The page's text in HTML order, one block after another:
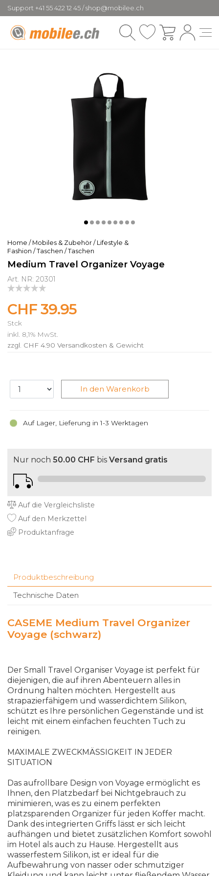
Support +41 55 422 12 45 / shop@mobilee.ch
Home / Mobiles & Zubehör / Lifestyle &
Fashion / Taschen / Taschen
Medium Travel Organizer Voyage
Art. NR: 20301
CHF 39.95
Stck
inkl. 8,1% MwSt.
zzgl. CHF 4.90 Versandkosten & Gewicht
Auf Lager, Lieferung in 1-3 Werktagen
In den Warenkorb
Nur noch 50.00 CHF bis Versand gratis
Auf die Vergleichsliste
Auf den Merkzettel
Produktanfrage
Produktbeschreibung
Technische Daten
CASEME Medium Travel Organizer
Voyage (schwarz)
Der Small Travel Organiser Voyage ist perfekt für
diejenigen, die auf ihren Abenteuern alles in
Ordnung halten möchten. Hergestellt aus
strapazierfähigem und wasserdichtem Silikon,
schützt es Ihre persönlichen Gegenstände und ist
leicht mit einem einfachen feuchten Tuch zu
reinigen.
MAXIMALE ZWECKMÄSSIGKEIT IN JEDER
SITUATION
Das aufrollbare Design von Voyage ermöglicht es
Ihnen, den Platzbedarf bei Nichtgebrauch zu
minimieren, was es zu einem perfekten
platzsparenden Organizer für jeden Koffer macht.
Dank des integrierten Griffs lässt er sich leicht
aufhängen und bietet zusätzlichen Komfort sowohl
im Hotel als auch zu Hause. Hergestellt aus
wasserfestem Silikon, ist er ideal für die
Aufbewahrung von nasser oder schmutziger